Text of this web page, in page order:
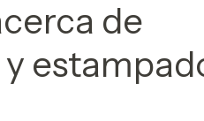
de